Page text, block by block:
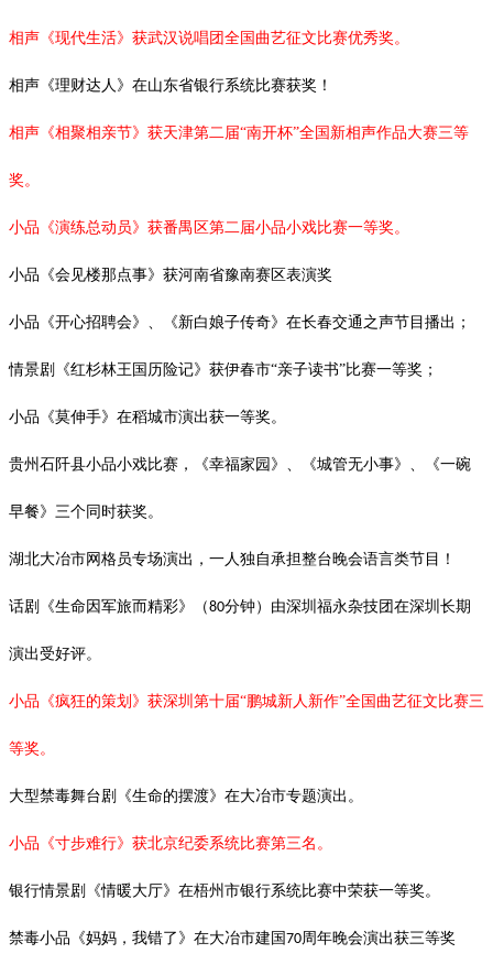
相声《现代生活》获武汉说唱团全国曲艺征文比赛优秀奖。
相声《理财达人》在山东省银行系统比赛获奖！
相声《相聚相亲节》获天津第二届“南开杯”全国新相声作品大赛三等
奖。
小品《演练总动员》获番禺区第二届小品小戏比赛一等奖。
小品《会见楼那点事》获河南省豫南赛区表演奖
小品《开心招聘会》、《新白娘子传奇》在长春交通之声节目播出；
情景剧《红杉林王国历险记》获伊春市“亲子读书”比赛一等奖；
小品《莫伸手》在稻城市演出获一等奖。
贵州石阡县小品小戏比赛，《幸福家园》、《城管无小事》、《一碗
早餐》三个同时获奖。
湖北大冶市网格员专场演出，一人独自承担整台晚会语言类节目！
话剧《生命因军旅而精彩》（80分钟）由深圳福永杂技团在深圳长期
演出受好评。
小品《疯狂的策划》获深圳第十届“鹏城新人新作”全国曲艺征文比赛三
等奖。
大型禁毒舞台剧《生命的摆渡》在大冶市专题演出。
小品《寸步难行》获北京纪委系统比赛第三名。
银行情景剧《情暖大厅》在梧州市银行系统比赛中荣获一等奖。
禁毒小品《妈妈，我错了》在大冶市建国70周年晚会演出获三等奖